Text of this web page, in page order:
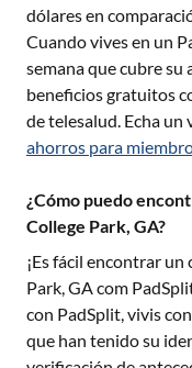
dólares en
Cuando vives en un
semana que cubre su
beneficios gratuitos
de telesalud. Echa un
ahorros para
¿Cómo puedo
College Park, GA?
¡Es fácil encontrar
Park, GAcom
con PadSplit, vivis
que han tenido su